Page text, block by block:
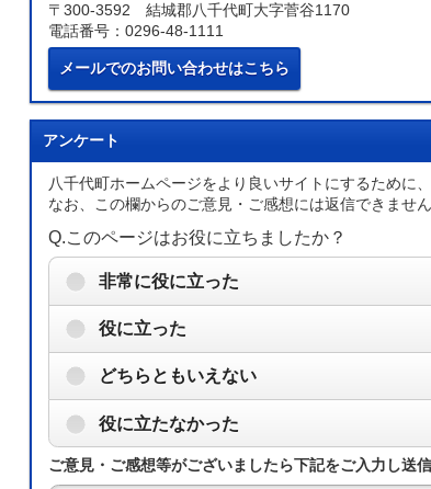
〒300-3592 結城郡八千代町大字菅谷1170
電話番号：0296-48-1111
メールでのお問い合わせはこちら
アンケート
八千代町ホームページをより良いサイトにするために
なお、この欄からのご意見・ご感想には返信できませ
Q.このページはお役に立ちましたか？
非常に役に立った
役に立った
どちらともいえない
役に立たなかった
ご意見・ご感想等がございましたら下記をご入力し送信